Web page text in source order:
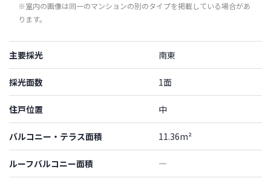
※室内の画像は同一のマンションの別のタイプを掲載している場合があ
ります。
主要採光 南東
採光面数 1面
住戸位置 中
バルコニー・テラス面積 11.36m²
ルーフバルコニー面積 ―